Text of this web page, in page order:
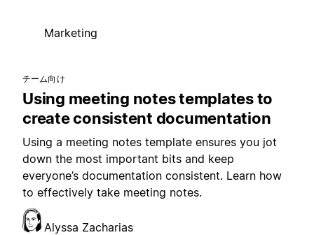
Marketing
チーム向け
Using meeting notes templates to
create consistent documentation
Using a meeting notes template ensures you jot
down the most important bits and keep
everyone’s documentation consistent. Learn how
to effectively take meeting notes.
Alyssa Zacharias